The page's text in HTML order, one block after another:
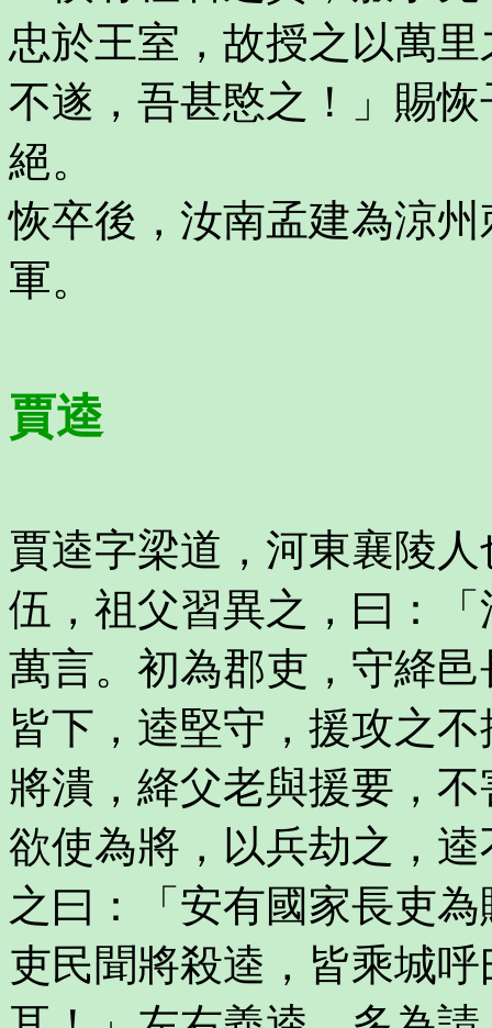
忠於王室，故授之以萬
不遂，吾甚愍之！」賜
絕。
恢卒後，汝南孟建為涼
軍。
賈逵
賈逵字梁道，河東襄陵
伍，祖父習異之，曰：
萬言。初為郡吏，守絳
皆下，逵堅守，援攻之
將潰，絳父老與援要，
欲使為將，以兵劫之，
之曰：「安有國家長吏
吏民聞將殺逵，皆乘城